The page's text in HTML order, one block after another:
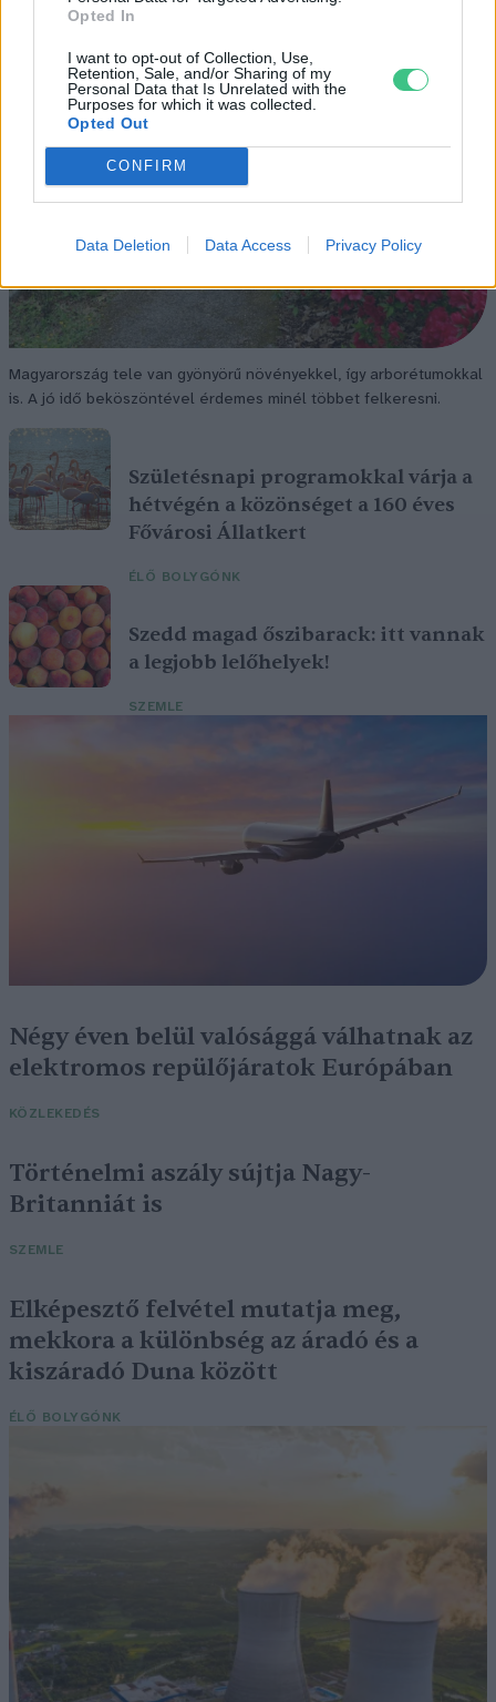
Opted In
I want to opt-out of Collection, Use,
Retention, Sale, and/or Sharing of my
Personal Data that Is Unrelated with the
Purposes for which it was collected.
Opted Out
CONFIRM
Data Deletion Data Access Privacy Policy
Magyarország tele van gyönyörű növényekkel, így arborétumokkal
is. A jó idő beköszöntével érdemes minél többet felkeresni.
Születésnapi programokkal várja a
hétvégén a közönséget a 160 éves
Fővárosi Állatkert
ÉLŐ BOLYGÓNK
Szedd magad őszibarack: itt vannak
a legjobb lelőhelyek!
SZEMLE
Négy éven belül valósággá válhatnak az
elektromos repülőjáratok Európában
KÖZLEKEDÉS
Történelmi aszály sújtja Nagy-
Britanniát is
SZEMLE
Elképesztő felvétel mutatja meg,
mekkora a különbség az áradó és a
kiszáradó Duna között
ÉLŐ BOLYGÓNK